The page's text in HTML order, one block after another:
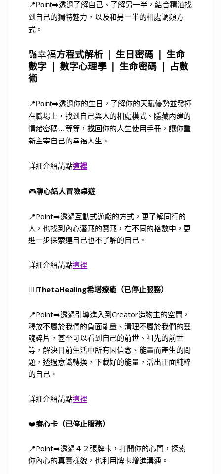
📍Point➡️透過了解自己、了解另一半，結合精油找
到自己的獨特魅力，以及和另一半的相處調頻方
式。
🔢幸福方程式解析 ❘ 生日密碼 ❘ 生命
數字 ❘ 數字心理學 ❘ 生命密碼 ❘ 占數
術
📍Point➡️透過你的生日，了解你的天賦優勢並發揮
在職場上，找到自己與人的相處模式、隱藏內建的
情緒密碼…等等， 找回你的人生使用手冊，讓你重
新主宰自己的幸福人生。
詳細介紹請點這裡
🎮聊心話大冒險桌遊
📍Point➡️透過互動式遊戲的方式，更了解同行的
人，也找到內心潛藏的寶藏，在不同的格數中，更
進一步探索連自己也不了解的自己。
詳細介紹請點這裡
🧘‍♀️ThetaHealing希塔療癒（已停止服務）
📍Point➡️透過引導進入到Creator造物主的空間，
釋放不屬於我們的負面能量、清理不屬於我們的靈
魂碎片，甚至可以看到自己的前世、祖先的前世
等，解決目前生活中所有因信念、能量而產生的問
題，透過意識轉換，下載好的能量，活出正面純粹
的自己。
詳細介紹請點這裡
❤️療心卡（已停止服務）
📍Point➡️透過４２張牌卡，打開你的心門，探索
你內心的真實樣貌，也利用牌卡增進溝通。